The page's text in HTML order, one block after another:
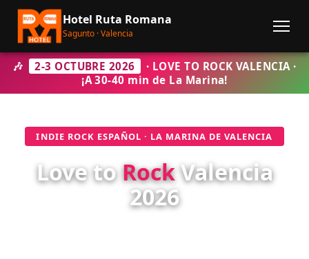
Hotel Ruta Romana
Sagunto · Valencia
🎶 2-3 OCTUBRE 2026
· LOVE TO ROCK VALENCIA ·
¡A 30-40 min de La Marina!
INDIE ROCK ESPAÑOL · LA MARINA DE VALENCIA
Love toRockValencia
2026